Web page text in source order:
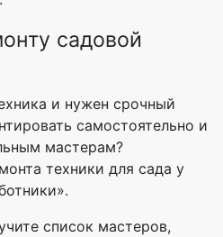
садовой
и нужен срочный
самостоятельно и
мастерам?
техники для сада у
список мастеров,